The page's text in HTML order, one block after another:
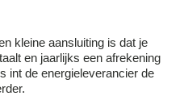
kleine aansluiting is dat je
en jaarlijks een afrekening
int de energieleverancier de